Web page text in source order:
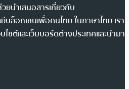
ยนำเสนอสารเกี่ยวกับ
บล็อกเชนเพื่อคนไทย ในภาษาไทย เรา
ซต์และเว็บบอร์ดต่างประเทศและนำมา